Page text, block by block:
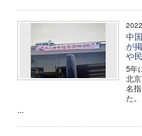
中
が
や
5年
北
名
た。
...